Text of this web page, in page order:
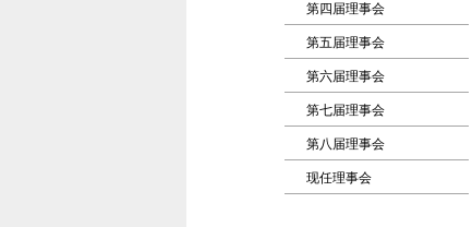
第四届理事会
第五届理事会
第六届理事会
第七届理事会
第八届理事会
现任理事会